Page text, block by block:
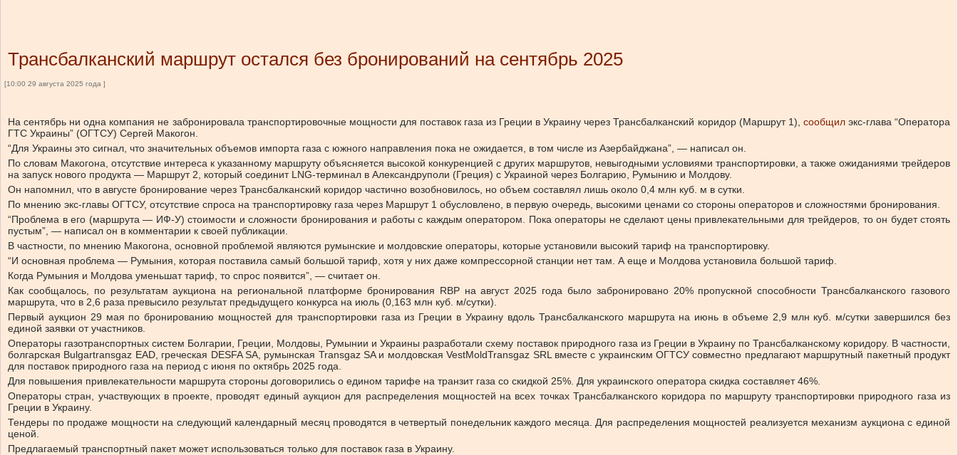
Трансбалканский маршрут остался без бронирований на сентябрь 2025
[10:00 29 августа 2025 года ]
На сентябрь ни одна компания не забронировала транспортировочные мощности для поставок газа из Греции в Украину через Трансбалканский коридор (Маршрут 1), сообщилэкс-глава “Оператора
ГТС Украины” (ОГТСУ) Сергей Макогон.
“Для Украины это сигнал, что значительных объемов импорта газа с южного направления пока не ожидается, в том числе из Азербайджана”, — написал он.
По словам Макогона, отсутствие интереса к указанному маршруту объясняется высокой конкуренцией с других маршрутов, невыгодными условиями транспортировки, а также ожиданиями трейдеров
на запуск нового продукта — Маршрут 2, который соединит LNG-терминал в Александруполи (Греция) с Украиной через Болгарию, Румынию и Молдову.
Он напомнил, что в августе бронирование через Трансбалканский коридор частично возобновилось, но объем составлял лишь около 0,4 млн куб. м в сутки.
По мнению экс-главы ОГТСУ, отсутствие спроса на транспортировку газа через Маршрут 1 обусловлено, в первую очередь, высокими ценами со стороны операторов и сложностями бронирования.
“Проблема в его (маршрута — ИФ-У) стоимости и сложности бронирования и работы с каждым оператором. Пока операторы не сделают цены привлекательными для трейдеров, то он будет стоять
пустым”, — написал он в комментарии к своей публикации.
В частности, по мнению Макогона, основной проблемой являются румынские и молдовские операторы, которые установили высокий тариф на транспортировку.
“И основная проблема — Румыния, которая поставила самый большой тариф, хотя у них даже компрессорной станции нет там. А еще и Молдова установила большой тариф.
Когда Румыния и Молдова уменьшат тариф, то спрос появится”, — считает он.
Как сообщалось, по результатам аукциона на региональной платформе бронирования RBP на август 2025 года было забронировано 20% пропускной способности Трансбалканского газового
маршрута, что в 2,6 раза превысило результат предыдущего конкурса на июль (0,163 млн куб. м/сутки).
Первый аукцион 29 мая по бронированию мощностей для транспортировки газа из Греции в Украину вдоль Трансбалканского маршрута на июнь в объеме 2,9 млн куб. м/сутки завершился без
единой заявки от участников.
Операторы газотранспортных систем Болгарии, Греции, Молдовы, Румынии и Украины разработали схему поставок природного газа из Греции в Украину по Трансбалканскому коридору. В частности,
болгарская Bulgartransgaz EAD, греческая DESFA SA, румынская Transgaz SA и молдовская VestMoldTransgaz SRL вместе с украинским ОГТСУ совместно предлагают маршрутный пакетный продукт
для поставок природного газа на период с июня по октябрь 2025 года.
Для повышения привлекательности маршрута стороны договорились о едином тарифе на транзит газа со скидкой 25%. Для украинского оператора скидка составляет 46%.
Операторы стран, участвующих в проекте, проводят единый аукцион для распределения мощностей на всех точках Трансбалканского коридора по маршруту транспортировки природного газа из
Греции в Украину.
Тендеры по продаже мощности на следующий календарный месяц проводятся в четвертый понедельник каждого месяца. Для распределения мощностей реализуется механизм аукциона с единой
ценой.
Предлагаемый транспортный пакет может использоваться только для поставок газа в Украину.